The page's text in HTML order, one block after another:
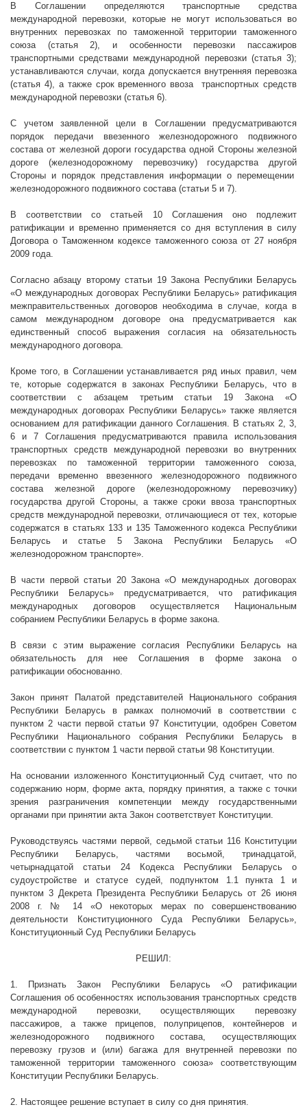
В Соглашении определяются транспортные средства
международной перевозки, которые не могут использоваться во
внутренних перевозках по таможенной территории таможенного
союза (статья 2), и особенности перевозки пассажиров
транспортными средствами международной перевозки (статья 3);
устанавливаются случаи, когда допускается внутренняя перевозка
(статья 4), а также срок временного ввоза
транспортных средств
международной перевозки (статья 6).
С учетом заявленной цели в Соглашении предусматриваются
порядок передачи ввезенного железнодорожного подвижного
состава от железной дороги государства одной Стороны железной
дороге (железнодорожному перевозчику) государства другой
Стороны и порядок представления информации о перемещении
железнодорожного подвижного состава (статьи 5 и 7).
В соответствии со статьей 10 Соглашения оно подлежит
ратификации и временно применяется со дня вступления в силу
Договора о Таможенном кодексе таможенного союза от 27 ноября
2009 года.
Согласно абзацу второму статьи 19 Закона Республики Беларусь
«О международных договорах Республики Беларусь» ратификация
межправительственных договоров необходима в случае, когда в
самом международном договоре она предусматривается как
единственный способ выражения согласия на обязательность
международного договора.
Кроме того, в Соглашении устанавливается ряд иных правил, чем
те, которые содержатся в законах Республики Беларусь, что в
соответствии с абзацем третьим статьи 19 Закона «О
международных договорах Республики Беларусь» также является
основанием для ратификации данного Соглашения. В статьях 2, 3,
6 и 7 Соглашения предусматриваются правила использования
транспортных средств международной перевозки во внутренних
перевозках по таможенной территории таможенного союза,
передачи временно ввезенного железнодорожного подвижного
состава железной дороге (железнодорожному перевозчику)
государства другой Стороны, а также сроки ввоза транспортных
средств международной перевозки, отличающиеся от тех, которые
содержатся в статьях 133 и 135 Таможенного кодекса Республики
Беларусь и статье 5 Закона Республики Беларусь «О
железнодорожном транспорте».
В части первой статьи 20 Закона «О международных договорах
Республики Беларусь» предусматривается, что ратификация
международных договоров осуществляется Национальным
собранием Республики Беларусь в форме закона.
В связи с этим выражение согласия Республики Беларусь на
обязательность для нее Соглашения в форме закона о
ратификации обоснованно.
Закон принят Палатой представителей Национального собрания
Республики Беларусь в рамках полномочий в соответствии с
пунктом 2 части первой статьи 97 Конституции, одобрен Советом
Республики Национального собрания Республики Беларусь в
соответствии с пунктом 1 части первой статьи 98 Конституции.
На основании изложенного Конституционный Суд считает, что по
содержанию норм, форме акта, порядку принятия, а также с точки
зрения разграничения компетенции между государственными
органами при принятии акта Закон соответствует Конституции.
Руководствуясь частями первой, седьмой статьи 116 Конституции
Республики Беларусь, частями восьмой, тринадцатой,
четырнадцатой статьи 24 Кодекса Республики Беларусь о
судоустройстве и статусе судей, подпунктом 1.1 пункта 1 и
пунктом 3 Декрета Президента Республики Беларусь от 26 июня
2008 г. № 14 «О некоторых мерах по совершенствованию
деятельности Конституционного Суда Республики Беларусь»,
Конституционный Суд Республики Беларусь
РЕШИЛ:
1.
Признать Закон Республики Беларусь «О ратификации
Соглашения об особенностях использования транспортных средств
международной перевозки, осуществляющих перевозку
пассажиров, а также прицепов, полуприцепов, контейнеров и
железнодорожного подвижного состава, осуществляющих
перевозку грузов и (или) багажа для внутренней перевозки по
таможенной территории таможенного союза» соответствующим
Конституции Республики Беларусь.
2. Настоящее решение вступает в силу со дня принятия.